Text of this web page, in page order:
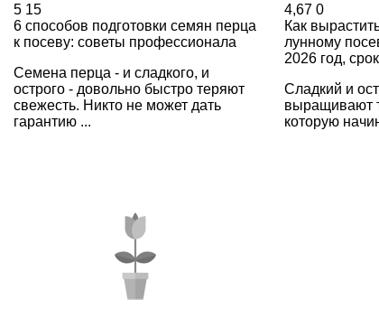
5 15
6 способов подготовки семян перца
к посеву: советы профессионала
Семена перца - и сладкого, и
острого - довольно быстро теряют
свежесть. Никто не может дать
гарантию ...
4,67 0
Как
лунному
2026 год,
Сладкий и
выращивают
которую